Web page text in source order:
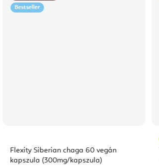
Bestseller
Flexity Siberian chaga 60 vegán
kapszula (300mg/kapszula)